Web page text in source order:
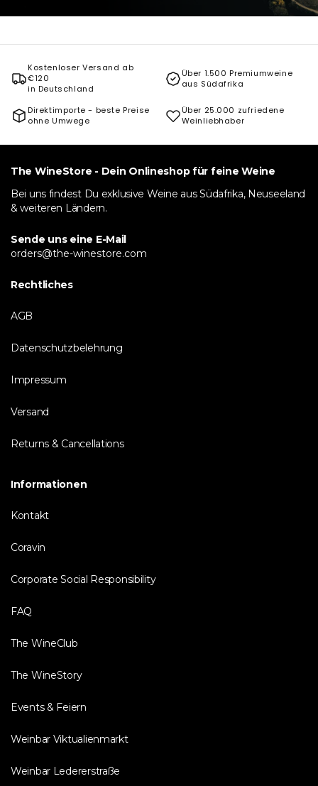
Kostenloser Versand ab
€120
in Deutschland
Über 1.500 Premiumweine
aus Südafrika
Direktimporte - beste Preise
ohne Umwege
Über 25.000 zufriedene
Weinliebhaber
The WineStore - Dein Onlineshop für feine Weine
Bei uns findest Du exklusive Weine aus Südafrika, Neuseeland
& weiteren Ländern.
Sende uns eine E-Mail
orders@the-winestore.com
Rechtliches
AGB
Datenschutzbelehrung
Impressum
Versand
Returns & Cancellations
Informationen
Kontakt
Coravin
Corporate Social Responsibility
FAQ
The WineClub
The WineStory
Events & Feiern
Weinbar Viktualienmarkt
Weinbar Ledererstraße